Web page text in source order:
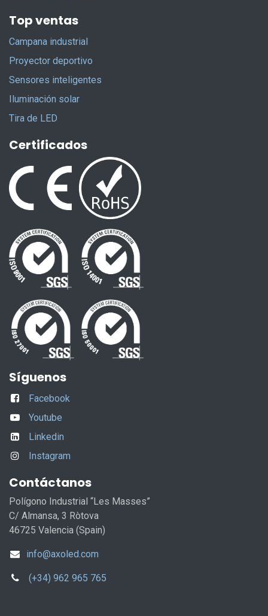
Top ventas
Campana industrial
Proyector deportivo
Sensores inteligentes
Iluminación solar
Tira de LED
Certificados
Síguenos
Facebook
Youtube
Linkedin
Instagram
Contáctanos
Polígono Industrial “Les Masses”
C/ Almansa, 3 Ròtova
46725 Valencia (Spain)
info@axoled.com
(+34) 962 965 765